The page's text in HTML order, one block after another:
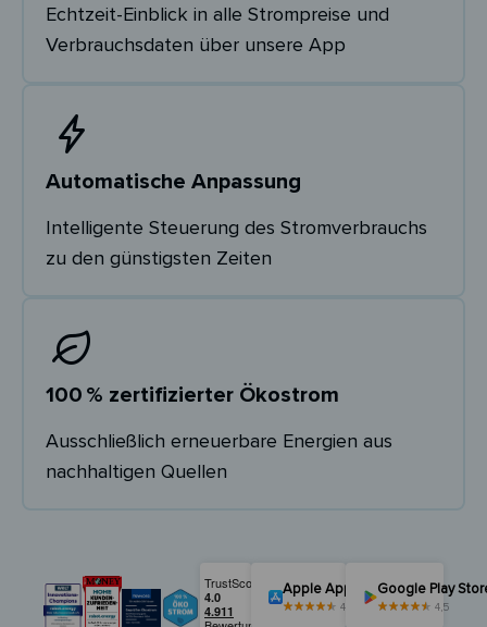
Echtzeit-Einblick in alle Strompreise und
Verbrauchsdaten über unsere App
Automatische Anpassung
Intelligente Steuerung des Stromverbrauchs
zu den günstigsten Zeiten
100 % zertifizierter Ökostrom
Ausschließlich erneuerbare Energien aus
nachhaltigen Quellen
Apple App Store
4,5
Google Play
4,5